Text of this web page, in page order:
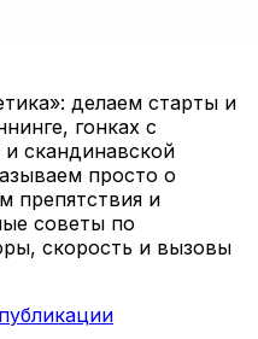
делаем старты и
гонках с
и скандинавской
просто о
препятствия и
советы по
скорость и вызовы